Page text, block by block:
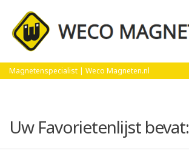
Magnetenspecialist | Weco Magneten.nl
Home
Uw Favorietenlijst bevat: